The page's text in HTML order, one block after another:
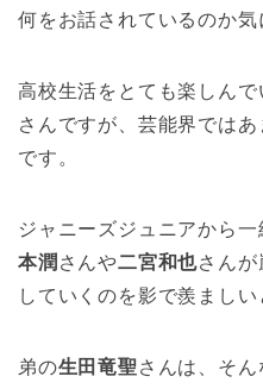
何をお話されているのか気
高校生活をとても楽しんで
さんですが、芸能界では
です。
ジャニーズジュニアから
本潤 さんや二宮和也さん
していくのを影で羨まし
弟の生田竜聖さんは、そん